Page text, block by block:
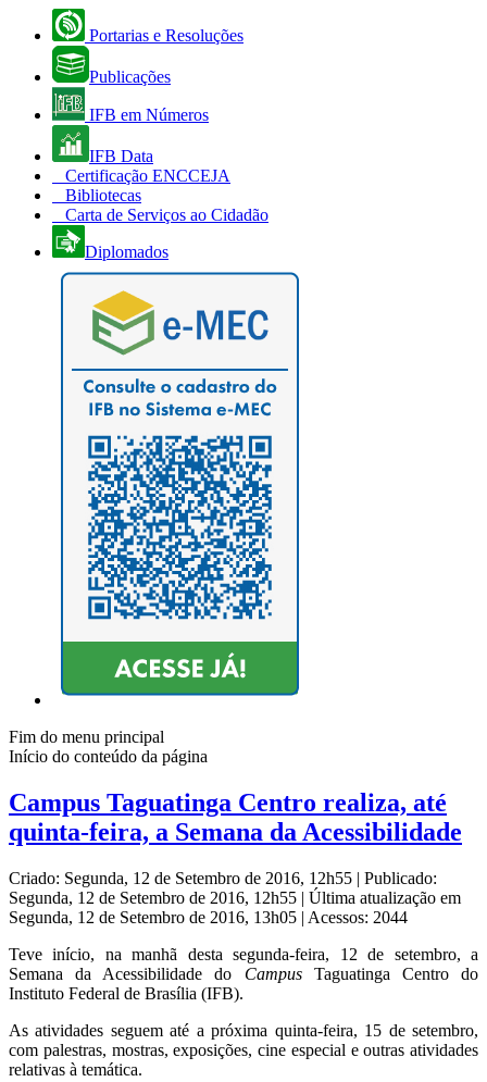
Portarias e Resoluções
Publicações
IFB em Números
IFB Data
Certificação ENCCEJA
Bibliotecas
Carta de Serviços ao Cidadão
Diplomados
Fim do menu principal
Início do conteúdo da página
Campus Taguatinga Centro realiza, até
quinta-feira, a Semana da Acessibilidade
Criado: Segunda, 12 de Setembro de 2016, 12h55 | Publicado:
Segunda, 12 de Setembro de 2016, 12h55 | Última atualização em
Segunda, 12 de Setembro de 2016, 13h05 | Acessos: 2044
Teve início, na manhã desta segunda-feira, 12 de setembro, a
Semana da Acessibilidade do CampusTaguatinga Centro do
Instituto Federal de Brasília (IFB).
As atividades seguem até a próxima quinta-feira, 15 de setembro,
com palestras, mostras, exposições, cine especial e outras atividades
relativas à temática.